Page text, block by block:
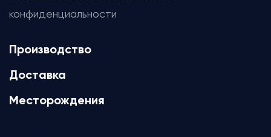
конфиденциальности
Производство
Доставка
Месторождения